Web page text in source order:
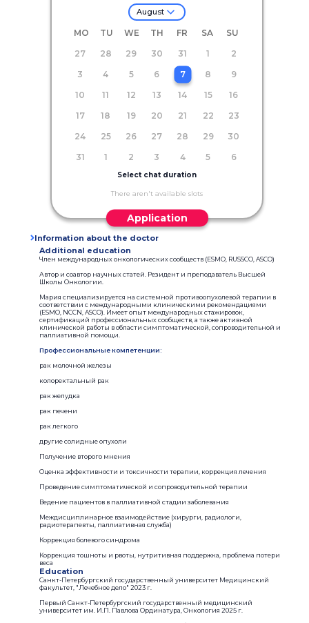
August
MO TU WE TH FR SA
SU
27
28 29 30 31 1
2
3
4 5 6 7 8
9
10
11 12 13 14 15
16
17
18 19 20 21 22
23
24
25 26 27 28 29
30
31
1 2 3 4 5 6
Select chat duration
There aren't available slots
Application
Information about the doctor
Additional education
Член международных онкологических сообществ (ESMO, RUSSCO, ASCO)
Автор и соавтор научных статей. Резидент и преподаватель Высшей
Школы Онкологии.
Мария специализируется на системной противоопухолевой терапии в
соответствии с международными клиническими рекомендациями
(ESMO, NCCN, ASCO). Имеет опыт международных стажировок,
сертификаций профессиональных сообществ, а также активной
клинической работы в области симптоматической, сопроводительной и
паллиативной помощи.
Профессиональные компетенции:
рак молочной железы
колоректальный рак
рак желудка
рак печени
рак легкого
другие солидные опухоли
Получение второго мнения
Оценка эффективности и токсичности терапии, коррекция лечения
Проведение симптоматической и сопроводительной терапии
Ведение пациентов в паллиативной стадии заболевания
Междисциплинарное взаимодействие (хирурги, радиологи,
радиотерапевты, паллиативная служба)
Коррекция болевого синдрома
Коррекция тошноты и рвоты, нутритивная поддержка, проблема потери
веса
Education
Санкт-Петербургский государственный университет Медицинский
факультет, "Лечебное дело" 2023 г.
Первый Санкт-Петербургский государственный медицинский
университет им. И.П. Павлова Ординатура, Онкология 2025 г.